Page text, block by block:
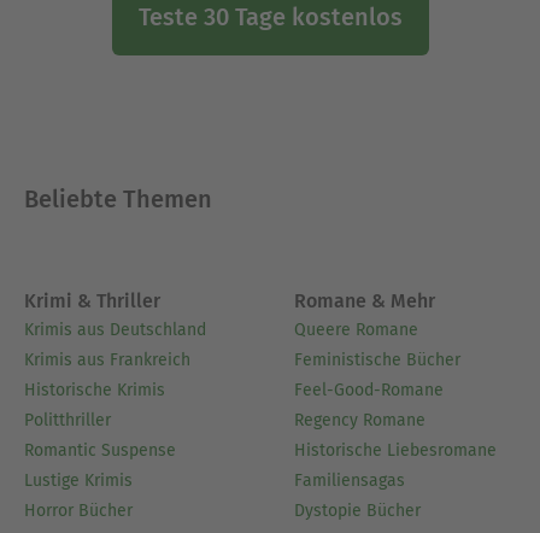
Teste 30 Tage kostenlos
Beliebte Themen
Krimi & Thriller
Krimis aus Deutschland
Krimis aus Frankreich
Historische Krimis
Politthriller
Romantic Suspense
Lustige Krimis
Horror Bücher
Romane & Mehr
Queere Romane
Feministische Bücher
Feel-Good-Romane
Regency Romane
Historische Liebesromane
Familiensagas
Dystopie Bücher